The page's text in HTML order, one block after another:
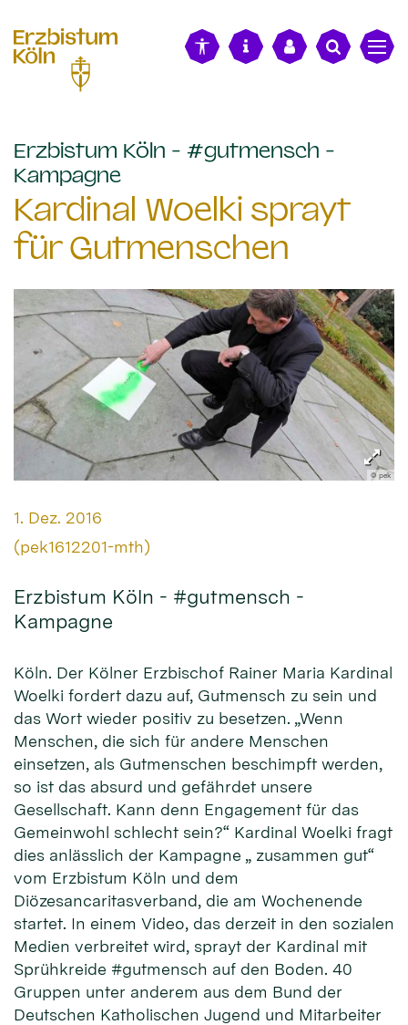
Erzbistum Köln - #gutmensch -
Kampagne:
Kardinal Woelki sprayt
für Gutmenschen
© pek
Datum:
1. Dez. 2016
Von:
(pek1612201-mth)
Erzbistum Köln - #gutmensch -
Kampagne
Köln. Der Kölner Erzbischof Rainer Maria Kardinal
Woelki fordert dazu auf, Gutmensch zu sein und
das Wort wieder positiv zu besetzen. „Wenn
Menschen, die sich für andere Menschen
einsetzen, als Gutmenschen beschimpft werden,
so ist das absurd und gefährdet unsere
Gesellschaft. Kann denn Engagement für das
Gemeinwohl schlecht sein?“ Kardinal Woelki fragt
dies anlässlich der Kampagne „ zusammen gut“
vom Erzbistum Köln und dem
Diözesancaritasverband, die am Wochenende
startet. In einem Video, das derzeit in den sozialen
Medien verbreitet wird, sprayt der Kardinal mit
Sprühkreide #gutmensch auf den Boden. 40
Gruppen unter anderem aus dem Bund der
Deutschen Katholischen Jugend und Mitarbeiter